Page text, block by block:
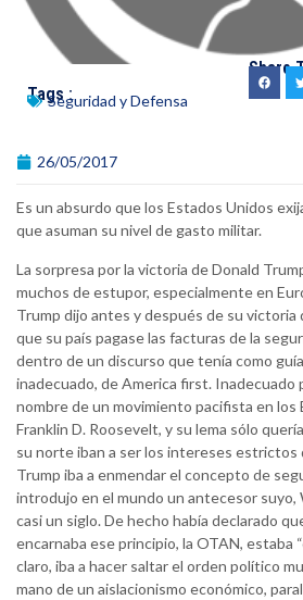
Tags :Seguridad y Defensa
Share
26/05/2017
Es un absurdo que los Estados Unidos
que asuman su nivel de gasto militar.
La sorpresa por la victoria de Donald
muchos de estupor, especialmente en
Trump dijo antes y después de su victoria
que su país pagase las facturas de la
dentro de un discurso que tenía como
inadecuado, de America first. Inadecuado
nombre de un movimiento pacifista en los
Franklin D. Roosevelt, y su lema sólo
su norte iban a ser los intereses estrictos
Trump iba a enmendar el concepto de
introdujo en el mundo un antecesor suyo,
casi un siglo. De hecho había declarado
encarnaba ese principio, la OTAN, estaba
claro, iba a hacer saltar el orden político
mano de un aislacionismo económico,